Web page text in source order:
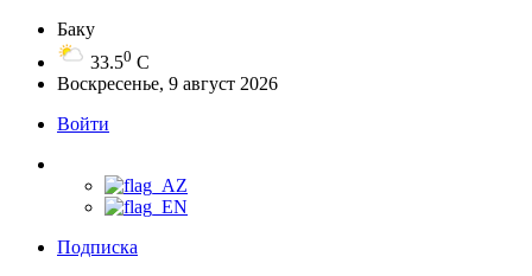
Баку
33.50 C
Воскресенье, 9 август 2026
Войти
Подписка